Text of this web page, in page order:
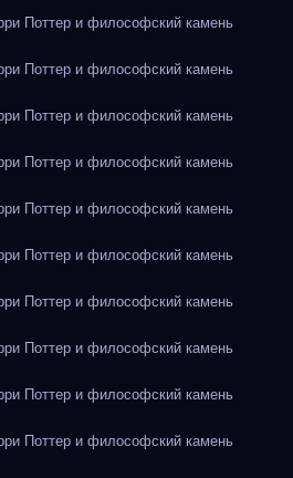
Поттер и философский камень
Поттер и философский камень
Поттер и философский камень
Поттер и философский камень
Поттер и философский камень
Поттер и философский камень
Поттер и философский камень
Поттер и философский камень
Поттер и философский камень
Поттер и философский камень